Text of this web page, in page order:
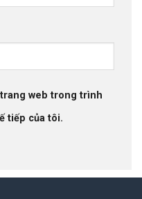
web trong trình
tiếp của tôi.